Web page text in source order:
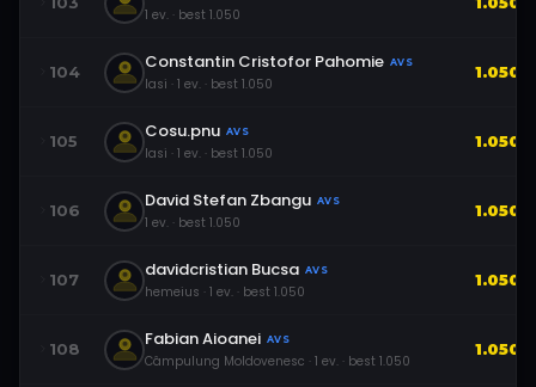
1 ev. · best 1.050
104 Constantin Cristofor Pahomie AVS
Iasi · 1 ev. · best 1.050
1.050
105 Cosu.pnu AVS
Iasi · 1 ev. · best 1.050
1.050
106 David Stefan Zbangu AVS
1 ev. · best 1.050
1.050
107 davidcristian Bucsa AVS
hemeius · 1 ev. · best 1.050
1.050
108 Fabian Aioanei AVS
Câmpulung Moldovenesc · 1 ev. · best 1.050
1.050